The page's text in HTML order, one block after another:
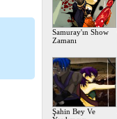
Samuray'ın Show
Zamanı
Şahin Bey Ve